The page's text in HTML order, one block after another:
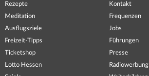
Rezepte
Meditation
Ausflugsziele
Freizeit-Tipps
Ticketshop
Lotto Hessen
Kontakt
Frequenzen
Jobs
Führungen
Presse
Radiowerbung